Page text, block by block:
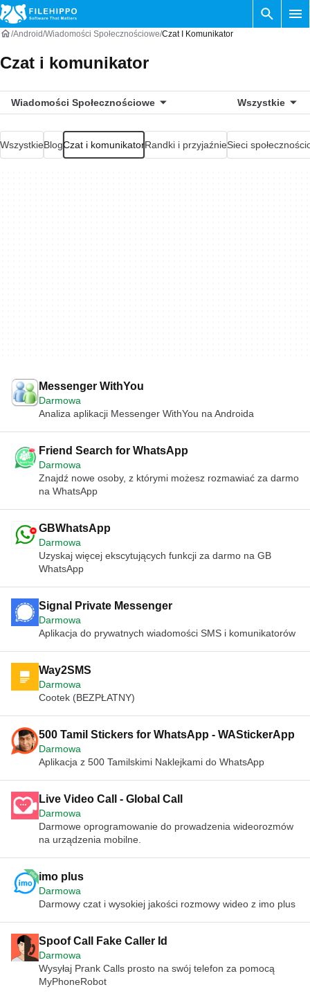
Android Wiadomości Społecznościowe Czat I Komunikator
Czat i komunikator
Wiadomości Społecznościowe Wszystkie
WszystkieBlogCzat i komunikatorRandki i przyjaźnieSieci
Messenger WithYou
Darmowa
Analiza aplikacji Messenger WithYou na Androida
Friend Search for WhatsApp
Darmowa
Znajdź nowe osoby, z którymi możesz rozmawiać za darmo
na WhatsApp
GBWhatsApp
Darmowa
Uzyskaj więcej ekscytujących funkcji za darmo na GB
WhatsApp
Signal Private Messenger
Darmowa
Aplikacja do prywatnych wiadomości SMS i komunikatorów
Way2SMS
Darmowa
Cootek (BEZPŁATNY)
500 Tamil Stickers for WhatsApp - WAStickerApp
Darmowa
Aplikacja z 500 Tamilskimi Naklejkami do WhatsApp
Live Video Call - Global Call
Darmowa
Darmowe oprogramowanie do prowadzenia wideorozmów
na urządzenia mobilne.
imo plus
Darmowa
Darmowy czat i wysokiej jakości rozmowy wideo z imo plus
Spoof Call Fake Caller Id
Darmowa
Wysyłaj Prank Calls prosto na swój telefon za pomocą
MyPhoneRobot